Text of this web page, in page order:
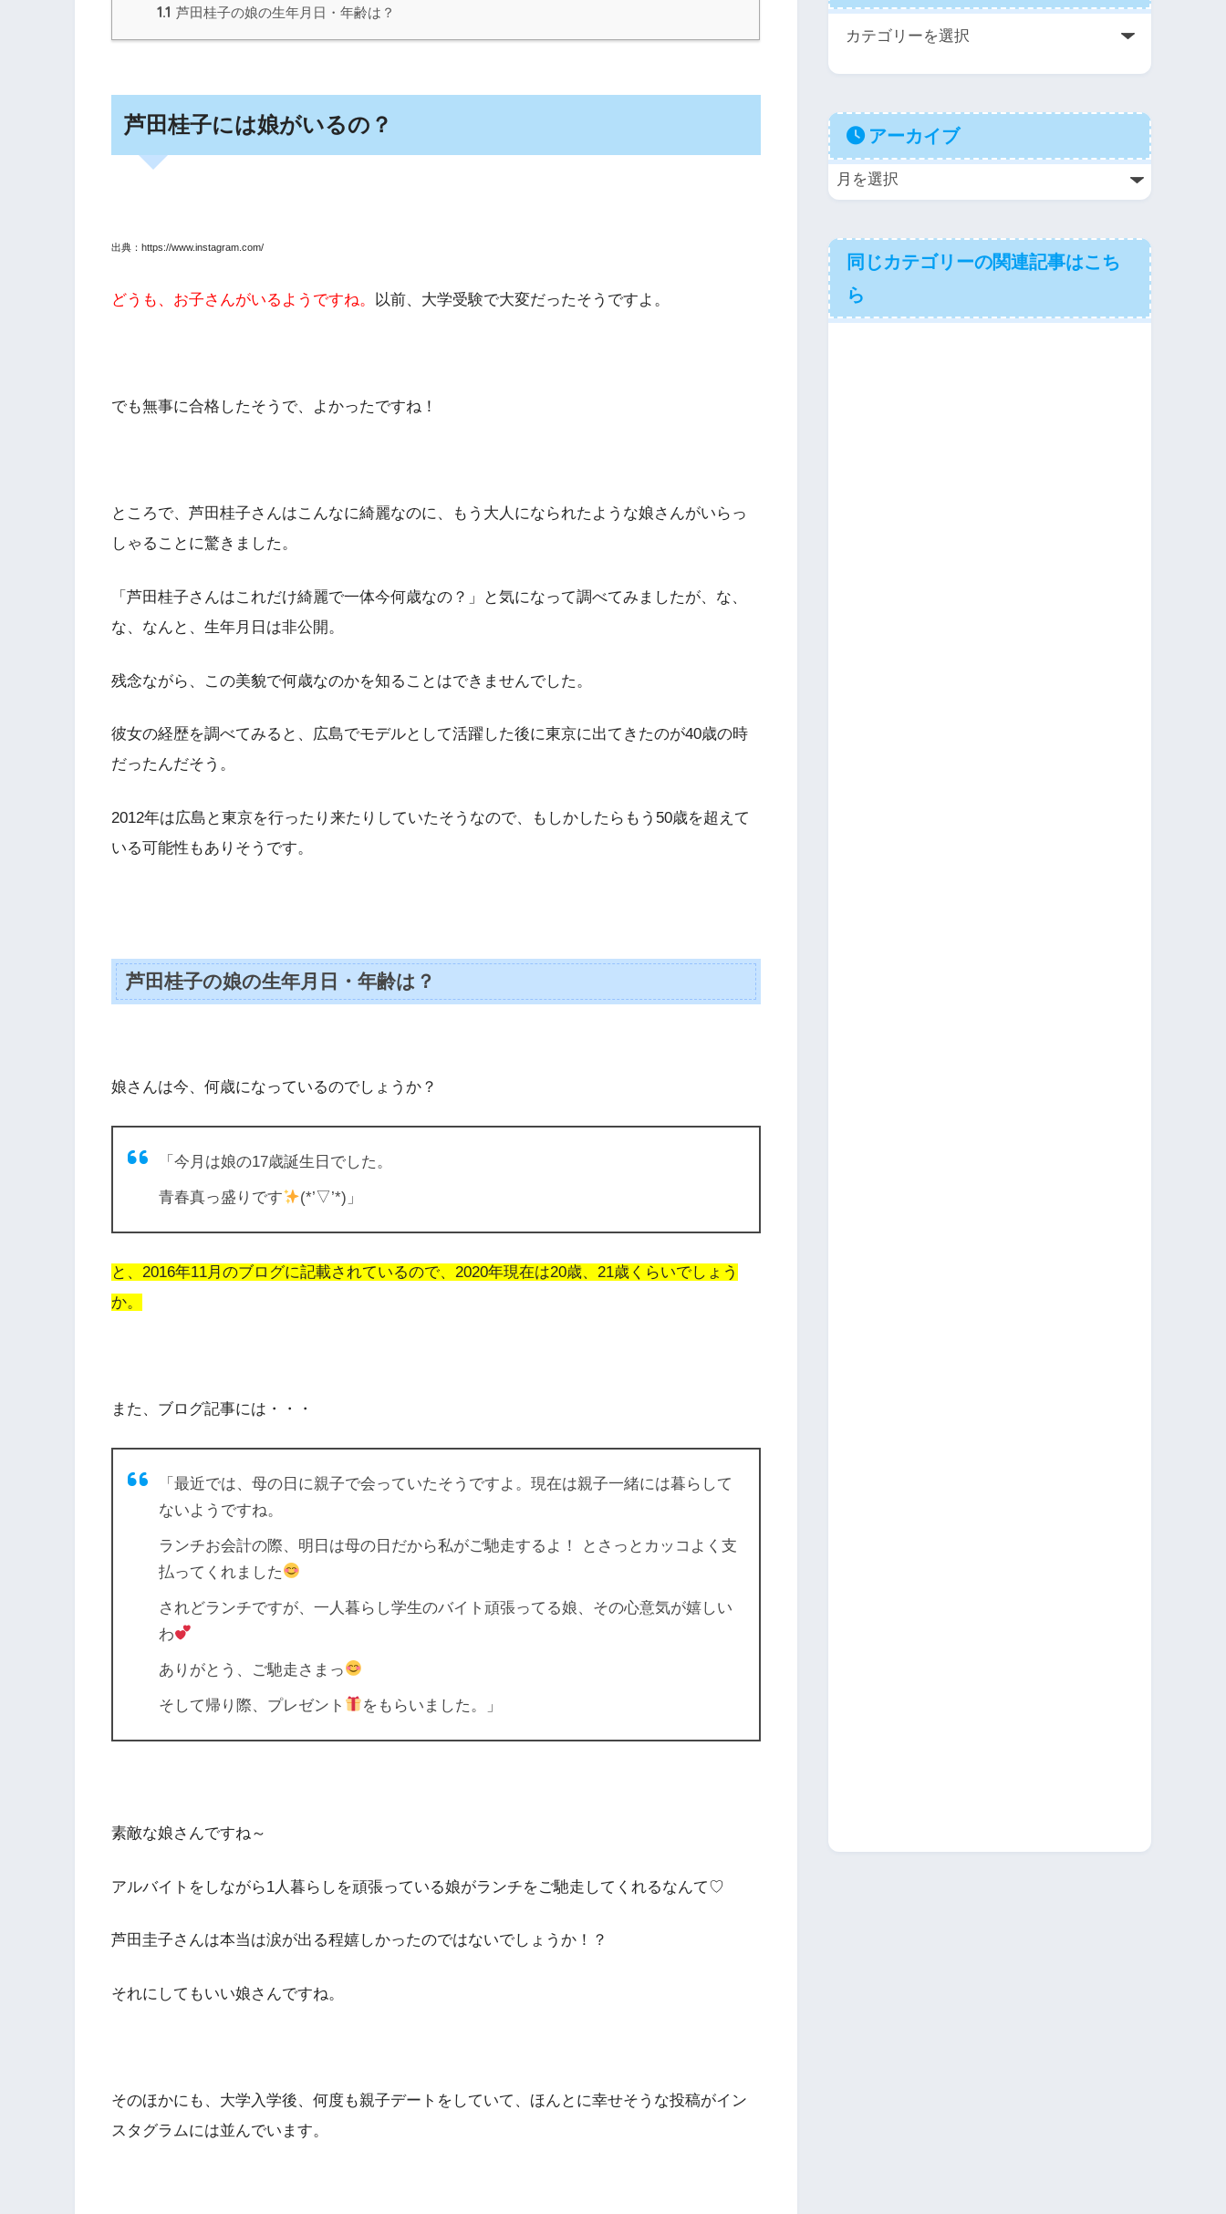
1.1 芦田桂子の娘の生年月日・年齢は？
芦田桂子には娘がいるの？
出典：https://www.instagram.com/
どうも、お子さんがいるようですね。 以前、大学受験で大変だったそうですよ。
でも無事に合格したそうで、よかったですね！
ところで、芦田桂子さんはこんなに綺麗なのに、もう大人になられたような娘さんがいらっ
しゃることに驚きました。
「芦田桂子さんはこれだけ綺麗で一体今何歳なの？」と気になって調べてみましたが、な、
な、なんと、生年月日は非公開。
残念ながら、この美貌で何歳なのかを知ることはできませんでした。
彼女の経歴を調べてみると、広島でモデルとして活躍した後に東京に出てきたのが40歳の時
だったんだそう。
2012年は広島と東京を行ったり来たりしていたそうなので、もしかしたらもう50歳を超えて
いる可能性もありそうです。
芦田桂子の娘の生年月日・年齢は？
娘さんは今、何歳になっているのでしょうか？
「今月は娘の17歳誕生日でした。
青春真っ盛りです (*’▽’*)」
と、2016年11月のブログに記載されているので、2020年現在は20歳、21歳くらいでしょう
か。
また、ブログ記事には・・・
「最近では、母の日に親子で会っていたそうですよ。現在は親子一緒には暮らして
ないようですね。
ランチお会計の際、明日は母の日だから私がご馳走するよ！ とさっとカッコよく支
払ってくれました
されどランチですが、一人暮らし学生のバイト頑張ってる娘、その心意気が嬉しい
わ
ありがとう、ご馳走さまっ
そして帰り際、プレゼント をもらいました。」
素敵な娘さんですね～
アルバイトをしながら1人暮らしを頑張っている娘がランチをご馳走してくれるなんて♡
芦田圭子さんは本当は涙が出る程嬉しかったのではないでしょうか！？
それにしてもいい娘さんですね。
そのほかにも、大学入学後、何度も親子デートをしていて、ほんとに幸せそうな投稿がイン
スタグラムには並んでいます。
アーカイブ
同じカテゴリーの関連記事はこち
ら